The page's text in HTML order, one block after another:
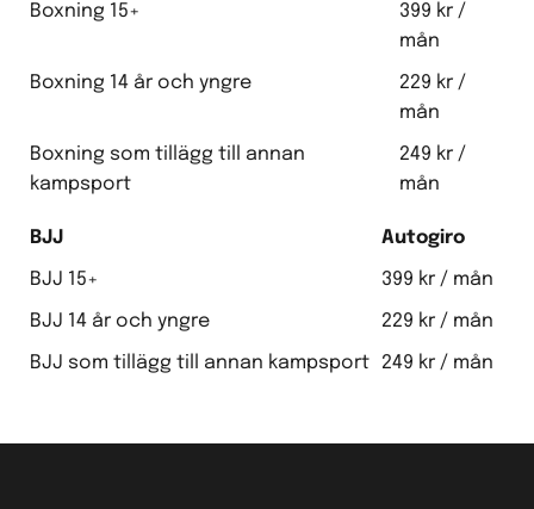
Boxning 15+
399 kr /
mån
Boxning 14 år och yngre
229 kr /
mån
Boxning som tillägg till annan
kampsport
249 kr /
mån
BJJ Autogiro
BJJ 15+ 399 kr / mån
BJJ 14 år och yngre 229 kr / mån
BJJ som tillägg till annan kampsport 249 kr / mån